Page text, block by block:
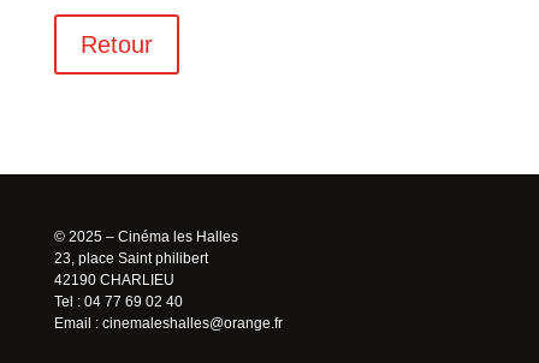
Retour
© 2025 – Cinéma les Halles
23, place Saint philibert
42190 CHARLIEU
Tel : 04 77 69 02 40
Email : cinemaleshalles@orange.fr